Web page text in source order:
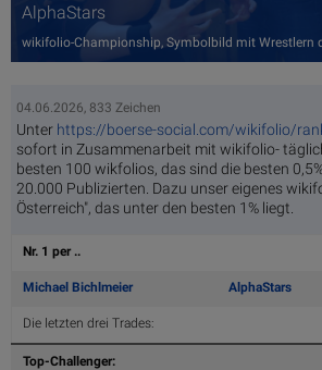
AlphaStars
wikifolio-Championship, Symbolbild mit Wrestlern
04.06.2026, 833 Zeichen
Unter https://boerse-social.com/wikifolio/
sofort in Zusammenarbeit mit wikifolio-
besten 100 wikfolios, das sind die besten
20.000 Publizierten. Dazu unser eigenes
Österreich", das unter den besten 1% liegt.
Nr. 1 per ..
Michael Bichlmeier AlphaStars
Die letzten drei Trades:
Top-Challenger: